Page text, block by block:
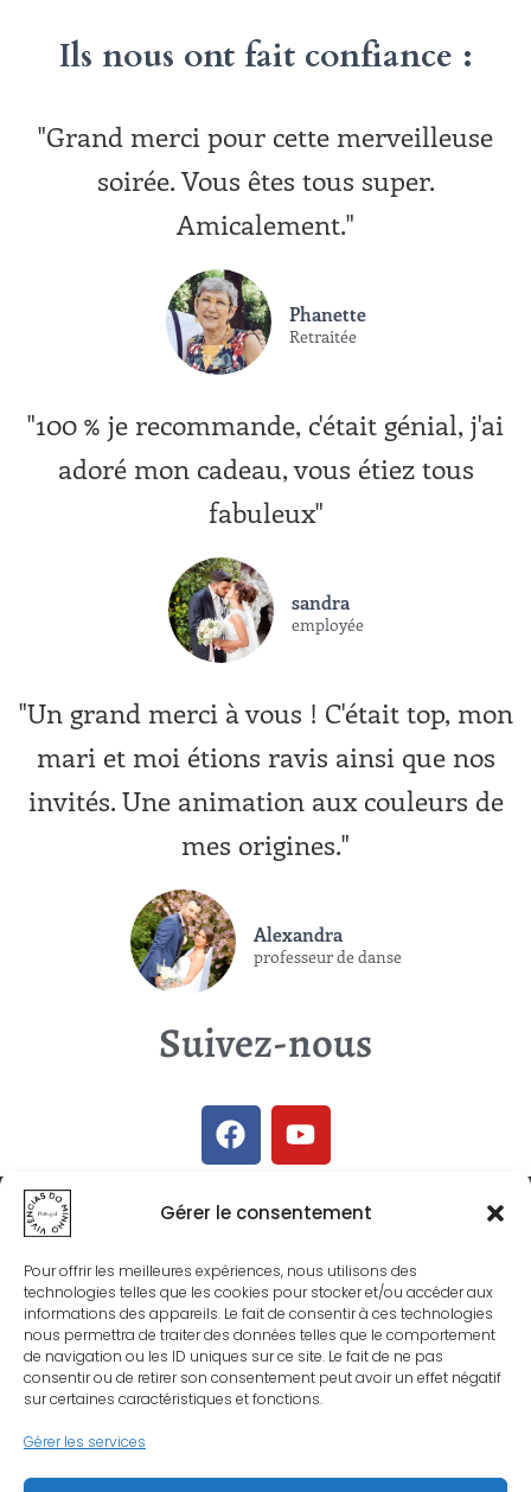
Gérer le consentement
Pour offrir les meilleures expériences, nous utilisons des
technologies telles que les cookies pour stocker et/ou accéder aux
informations des appareils. Le fait de consentir à ces technologies
nous permettra de traiter des données telles que le comportement
de navigation ou les ID uniques sur ce site. Le fait de ne pas
consentir ou de retirer son consentement peut avoir un effet négatif
sur certaines caractéristiques et fonctions.
Gérer les services
Ils nous ont fait confiance :
"Grand merci pour cette merveilleuse
soirée. Vous êtes tous super.
Amicalement."
Phanette
Retraitée
"100 % je recommande, c'était génial, j'ai
adoré mon cadeau, vous étiez tous
fabuleux"
sandra
employée
"Un grand merci à vous ! C'était top, mon
mari et moi étions ravis ainsi que nos
invités. Une animation aux couleurs de
mes origines."
Alexandra
professeur de danse
Suivez-nous
Nombre d'animations
surprise à ce jour
71